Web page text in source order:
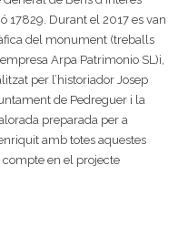
17829. Durant el 2017 es van
del monument (treballs
Arpa Patrimonio SL)i,
per l’historiador Josep
de Pedreguer i la
preparada per a
amb totes aquestes
compte en el projecte